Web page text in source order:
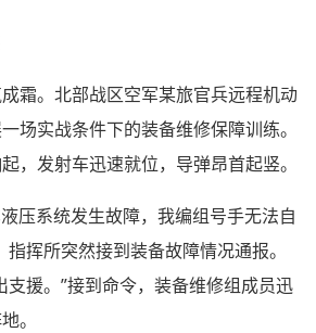
霜。北部战区空军某旅官兵远程机动
场实战条件下的装备维修保障训练。
，发射车迅速就位，导弹昂首起竖。
压系统发生故障，我编组号手无法自
挥所突然接到装备故障情况通报。
支援。”接到命令，装备维修组成员迅
。